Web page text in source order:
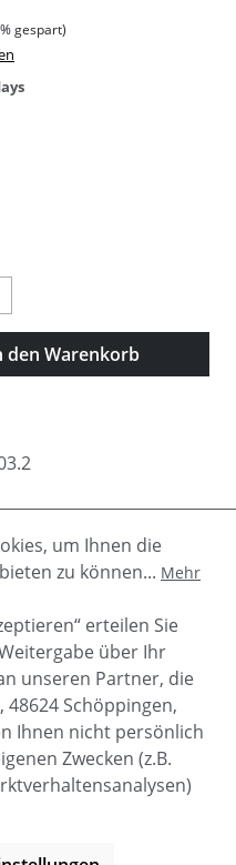
gespart)
Option ist zurzeit nicht
den gewünschten
den Warenkorb
mit Nähten und
Label sind eine
Outfits mi…Mehr
um Ihnen die
zu können... Mehr
erteilen Sie
über Ihr
unseren Partner, die
48624 Schöppingen,
Ihnen nicht persönlich
Zwecken (z.B.